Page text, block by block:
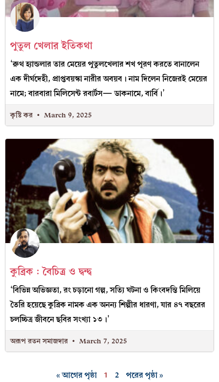
পুতুল খেলার ইতিকথা
‘রুথ হ্যান্ডলার তার মেয়ের পুতুলখেলার শখ পূরণ করতে বানালেন
এক দীর্ঘদেহী, প্রাপ্তবয়স্কা নারীর অবয়ব। নাম দিলেন নিজেরই মেয়ের
নামে; বারবারা মিলিসেন্ট রবার্টস— ডাকনামে, বার্বি।’
কৃষ্টি কর March 9, 2025
কুব্রিক : বৈচিত্র ও দ্বন্দ্ব
‘বিভিন্ন অভিজ্ঞতা, রং চড়ানো গল্প, সত্যি ঘটনা ও কিংবদন্তি মিলিয়ে
তৈরি হয়েছে কুব্রিক নামক এক অনন্য শিল্পীর ধারণা, যার ৪৭ বছরের
চলচ্চিত্র জীবনে ছবির সংখ্যা ১৩।’
অরূপ রতন সমাজদার March 7, 2025
« আগের পৃষ্ঠা 1 2 পরের পৃষ্ঠা »